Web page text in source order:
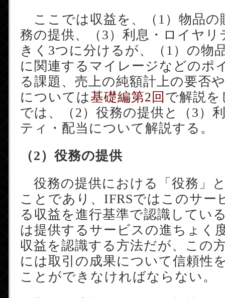
ここでは収益を、（1）物品の
務の提供、（3）利息・ロイヤリ
きく3つに分けるが、（1）の物
に関連するマイレージなどのポ
る課題、売上の純額計上の要否
については基礎編第2回 で解説
では、（2）役務の提供と（3）
ティ・配当について解説する。
（2）役務の提供
役務の提供における「役務」
ことであり、IFRSではこのサー
る収益を進行基準で認識してい
は提供するサービスの進ちょく
収益を認識する方法だが、この
には取引の成果について信頼性
ことができなければならない。